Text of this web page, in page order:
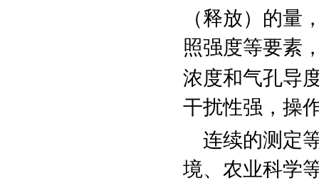
（释放）的量
照强度等要素
浓度和气孔导
干扰性强，操
连续的测定
境、农业科学